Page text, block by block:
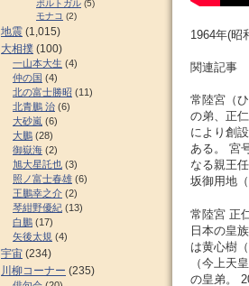
1964年(昭
関連記事
常陸宮（
の弟、正
により創
ある。 宮
なる親王
坂御用地
常陸宮 正
日本の皇
は黄心樹
（今上天
の皇弟。
ポルトガル (5)
モナコ (2)
地震 (1,015)
大相撲 (100)
一山本大生 (4)
仲の国 (4)
北の富士勝昭 (11)
北青鵬 治 (6)
大砂嵐 (6)
大鵬 (28)
御嶽海 (2)
旭大星託也 (3)
照ノ富士春雄 (6)
王鵬幸之介 (2)
琴紺野優紀 (13)
白鵬 (17)
矢後太規 (4)
宇宙 (234)
川柳コーナー (235)